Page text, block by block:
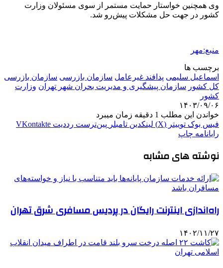
وی همچنین خواستار حمایت مستمر از سوی مسئولان وزارت
کشور در جهت حل مشکلات پیش‌رو شد.
منبع:مهر
برچسب ها
اسماعیل سلیمی پدافند غیرعامل سازمان بازرسی سازمان بازرسی
کل کشور سازمان پیشگیری و مدیریت بحران شهر تهران وزارت
کشور
۱۴۰۳/۰۹/۰۶
خواندن این مطلب 1 دقیقه زمان میبرد
فیس بوک توییتر (X) لینکدین ‫تامبلر ‫پین‌ترست ‫رددیت ‫VKontakte
رایانامه چاپ
نوشته های مشابه
راه‌اندازی اینترنت رایگان در پردیس مسافری شرق تهران
۱۴۰۲/۱۱/۲۷